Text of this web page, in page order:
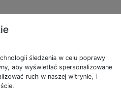
o
Play?
śledzenia w celu poprawy
aby wyświetlać spersonalizowane
ruch w naszej witrynie, i